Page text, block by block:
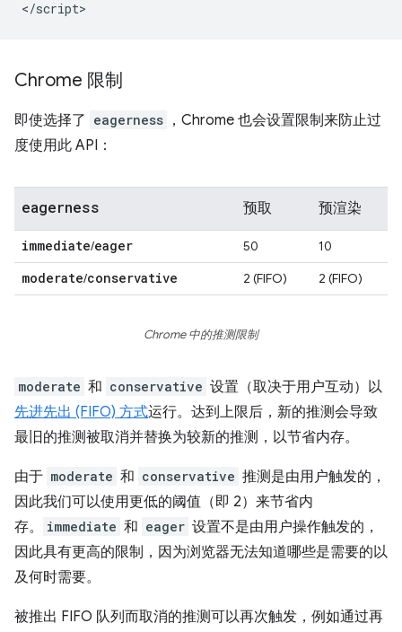
Chrome 限制
即使选择了 eagerness ，Chrome 也会设置限制来防止过
度使用此 API：
eagerness 预取 预渲染
immediate/eager 50 10
moderate/conservative 2 (FIFO) 2 (FIFO)
Chrome 中的推测限制
moderate 和 conservative 设置（取决于用户互动）以
先进先出 (FIFO) 方式运行。达到上限后，新的推测会导致
最旧的推测被取消并替换为较新的推测，以节省内存。
由于 moderate 和 conservative 推测是由用户触发的，
因此我们可以使用更低的阈值（即 2）来节省内
存。
immediate 和 eager 设置不是由用户操作触发的，
因此具有更高的限制，因为浏览器无法知道哪些是需要的以
及何时需要。
被推出 FIFO 队列而取消的推测可以再次触发，例如通过再